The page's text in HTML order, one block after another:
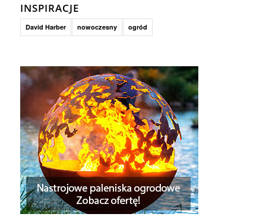
INSPIRACJE
David Harber nowoczesny ogród